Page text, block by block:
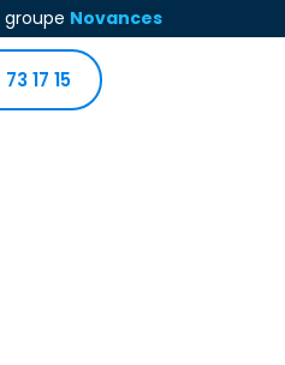
groupe Novances
17 15